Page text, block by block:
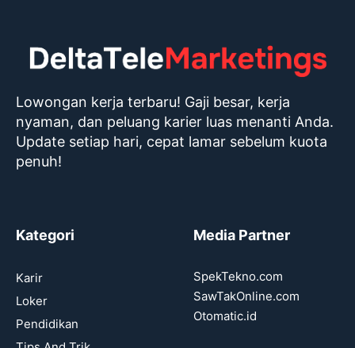
Lowongan kerja terbaru! Gaji besar, kerja
nyaman, dan peluang karier luas menanti Anda.
Update setiap hari, cepat lamar sebelum kuota
penuh!
Kategori
Karir
Loker
Pendidikan
Media Partner
SpekTekno.com
SawTakOnline.com
Otomatic.id